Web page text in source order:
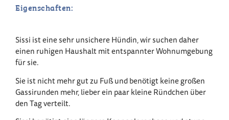
Eigenschaften:
Sissi ist eine sehr unsichere Hündin, wir suchen daher
einen ruhigen Haushalt mit entspannter Wohnumgebung
für sie.
Sie ist nicht mehr gut zu Fuß und benötigt keine großen
Gassirunden mehr, lieber ein paar kleine Ründchen über
den Tag verteilt.